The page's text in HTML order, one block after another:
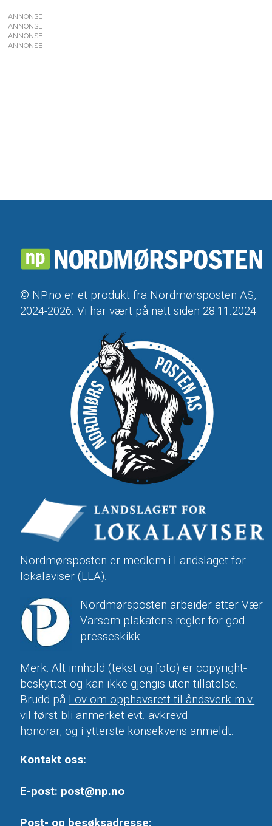
ANNONSE
ANNONSE
ANNONSE
ANNONSE
© NP.no er et produkt fra Nordmørsposten AS,
2024-2026. Vi har vært på nett siden 28.11.2024.
Nordmørsposten er medlem i Landslaget for
lokalaviser (LLA).
Nordmørsposten arbeider etter Vær
Varsom-plakatens regler for god
presseskikk.
Merk: Alt innhold (tekst og foto) er copyright-
beskyttet og kan ikke gjengis uten tillatelse.
Brudd på Lov om opphavsrett til åndsverk m.v.
vil først bli anmerket evt. avkrevd
honorar, og i ytterste konsekvens anmeldt.
Kontakt oss:
E-post: post@np.no
Post- og besøksadresse: